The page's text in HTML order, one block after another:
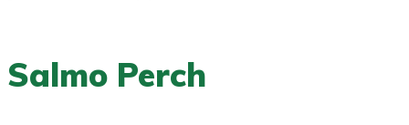
Salmo Perch